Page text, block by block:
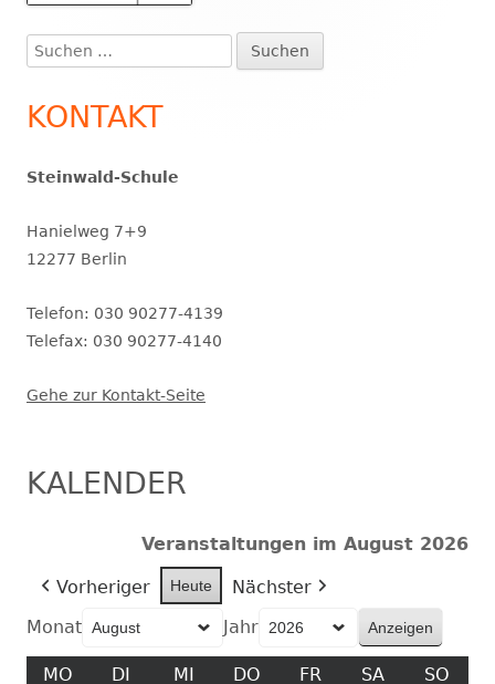
Suchen
nach:
KONTAKT
Steinwald-Schule
Hanielweg 7+9
12277 Berlin
Telefon: 030 90277-4139
Telefax: 030 90277-4140
Gehe zur Kontakt-Seite
KALENDER
Veranstaltungen im August 2026
Vorheriger Heute
Nächster
Monat
Jahr
MO MONTAG
DI DIENSTAG
MI MITTWOCH
DO DONNERSTAG
FR FREITAG
SA SAMSTAG
SO